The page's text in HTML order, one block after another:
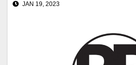
JAN 19, 2023